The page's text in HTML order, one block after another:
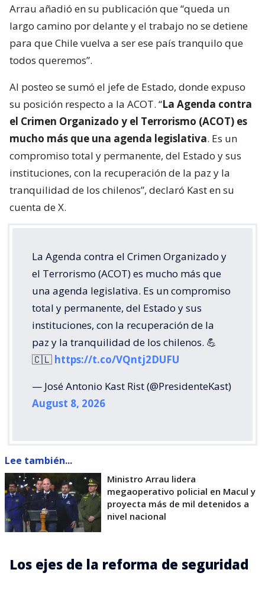
Arrau añadió en su publicación que “queda un
largo camino por delante y el trabajo no se detiene
para que Chile vuelva a ser ese país tranquilo que
todos queremos”.
Al posteo se sumó el jefe de Estado, donde expuso
su posición respecto a la ACOT. “La Agenda contra
el Crimen Organizado y el Terrorismo (ACOT) es
mucho más que una agenda legislativa. Es un
compromiso total y permanente, del Estado y sus
instituciones, con la recuperación de la paz y la
tranquilidad de los chilenos”, declaró Kast en su
cuenta de X.
La Agenda contra el Crimen Organizado y
el Terrorismo (ACOT) es mucho más que
una agenda legislativa. Es un compromiso
total y permanente, del Estado y sus
instituciones, con la recuperación de la
paz y la tranquilidad de los chilenos. 💪
🇨🇱 https://t.co/VQntj2DUFU
— José Antonio Kast Rist (@PresidenteKast)
August 8, 2026
Lee también...
Ministro Arrau lidera
megaoperativo policial en Macul y
proyecta más de mil detenidos a
nivel nacional
Los ejes de la reforma de seguridad